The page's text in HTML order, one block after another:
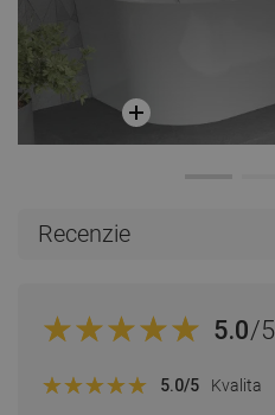
Recenzie
5.0/5
5.0/5 Kvalita